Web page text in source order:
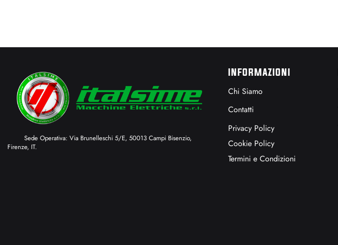
Sede Operativa: Via Brunelleschi 5/E, 50013 Campi Bisenzio,
Firenze, IT.
INFORMAZIONI
Chi Siamo
Contatti
Privacy Policy
Cookie Policy
Termini e Condizioni